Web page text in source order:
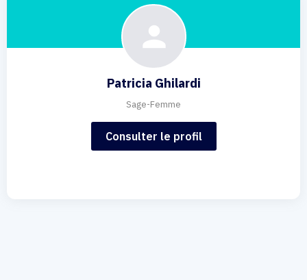
Patricia Ghilardi
Sage-Femme
Consulter le profil